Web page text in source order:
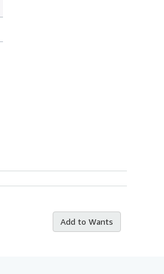
Add to Wants